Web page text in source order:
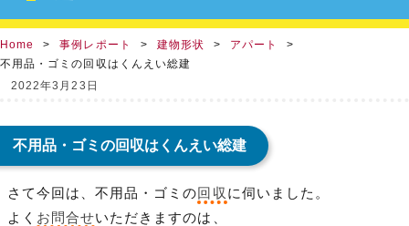
Home 事例レポート 建物形状
アパート
不用品・ゴミの回収はくんえい総建
2022年3月23日
不用品・ゴミの回収はくんえい総建
さて今回は、不用品・ゴミの回収 に伺いました。
よく お問合せいただきますのは、